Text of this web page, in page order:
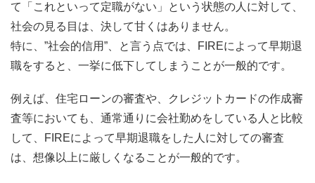
て「これといって定職がない」という状態の人に対して、
社会の見る目は、決して甘くはありません。
特に、”社会的信用”、と言う点では、FIREによって早期退
職をすると、一挙に低下してしまうことが一般的です。
例えば、住宅ローンの審査や、クレジットカードの作成審
査等においても、通常通りに会社勤めをしている人と比較
して、FIREによって早期退職をした人に対しての審査
は、想像以上に厳しくなることが一般的です。